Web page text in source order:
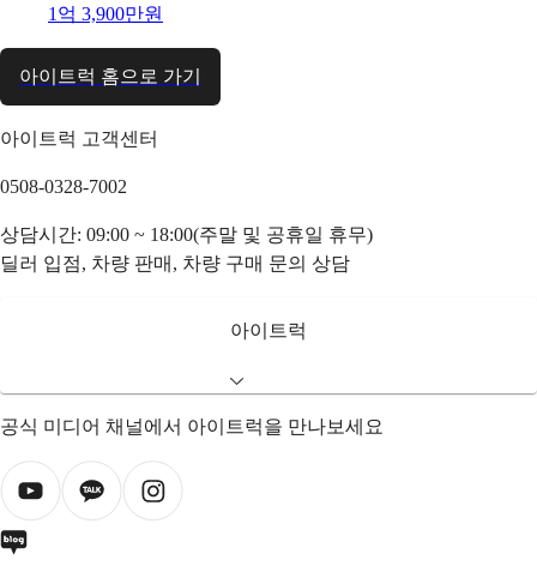
1억 3,900만원
아이트럭 홈으로 가기
아이트럭 고객센터
0508-0328-7002
상담시간: 09:00 ~ 18:00(주말 및 공휴일 휴무)
딜러 입점, 차량 판매, 차량 구매 문의 상담
아이트럭
공식 미디어 채널에서 아이트럭을 만나보세요